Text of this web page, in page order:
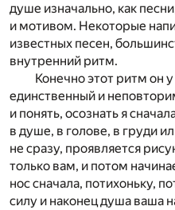
душе изначально, как
и мотивом. Некоторые
известных песен,
внутренний ритм.
Конечно этот ритм он
единственный и
и понять, осознать я
в душе, в голове, в груди
не сразу, проявляется
только вам, и потом
нос сначала, потихоньку,
силу и наконец душа ваша